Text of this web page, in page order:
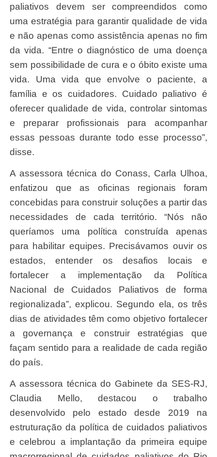
paliativos devem ser compreendidos como
uma estratégia para garantir qualidade de vida
e não apenas como assistência apenas no fim
da vida. “Entre o diagnóstico de uma doença
sem possibilidade de cura e o óbito existe uma
vida. Uma vida que envolve o paciente, a
família e os cuidadores. Cuidado paliativo é
oferecer qualidade de vida, controlar sintomas
e preparar profissionais para acompanhar
essas pessoas durante todo esse processo”,
disse.
A assessora técnica do Conass, Carla Ulhoa,
enfatizou que as oficinas regionais foram
concebidas para construir soluções a partir das
necessidades de cada território. “Nós não
queríamos uma política construída apenas
para habilitar equipes. Precisávamos ouvir os
estados, entender os desafios locais e
fortalecer a implementação da Política
Nacional de Cuidados Paliativos de forma
regionalizada”, explicou. Segundo ela, os três
dias de atividades têm como objetivo fortalecer
a governança e construir estratégias que
façam sentido para a realidade de cada região
do país.
A assessora técnica do Gabinete da SES-RJ,
Claudia Mello, destacou o trabalho
desenvolvido pelo estado desde 2019 na
estruturação da política de cuidados paliativos
e celebrou a implantação da primeira equipe